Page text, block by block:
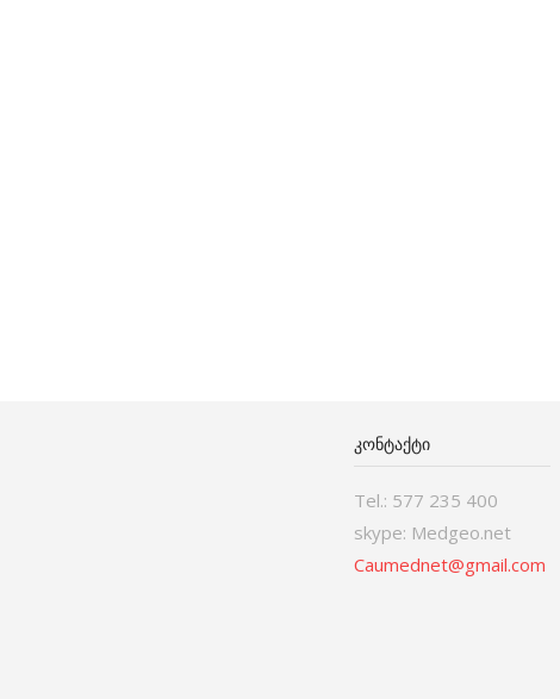
ᲙᲝᲜᲢᲐᲥᲢᲘ
Tel.: 577 235 400
skype: Medgeo.net
Caumednet@gmail.com